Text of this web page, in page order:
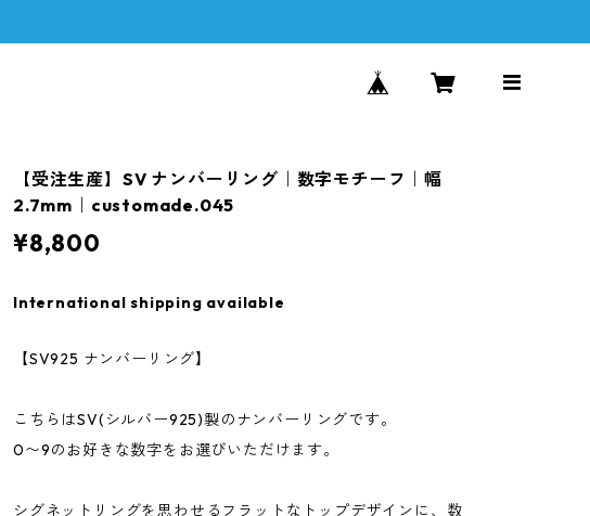
【受注生産】SV ナンバーリング｜数字モチーフ｜幅
2.7mm｜customade.045
¥8,800
International shipping available
【SV925 ナンバーリング】
こちらはSV(シルバー925)製のナンバーリングです。
0〜9のお好きな数字をお選びいただけます。
シグネットリングを思わせるフラットなトップデザインに、数